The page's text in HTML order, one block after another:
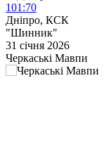
101 :70
Дніпро, КСК
"Шинник"
31 січня 2026
Черкаські Мавпи